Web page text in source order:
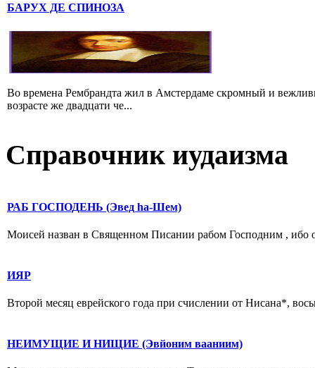
БАРУХ ДЕ СПИНОЗА
Во времена Рембрандта жил в Амстердаме скромный и
возрасте же двадцати че...
Справочник иудаизма
РАБ ГОСПОДЕНЬ (Эвед hа-Шем)
Моисей назван в Священном Писании рабом Господним , ибо
ИЯР
Второй месяц еврейского года при счислении от Нисана*,
НЕИМУЩИЕ И НИЩИЕ (Эвйоним вааниим)